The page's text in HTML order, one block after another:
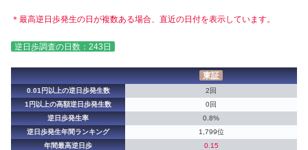
＊最高逆日歩発生の日が複数ある場合、直近の日付を表示しています。
逆日歩調査の日数：243日
東証
0.01円以上の逆日歩発生数
2回
1円以上の高額逆日歩発生数
0回
逆日歩発生率
0.8%
逆日歩発生年間ランキング
1,799位
年間最高逆日歩
0.15